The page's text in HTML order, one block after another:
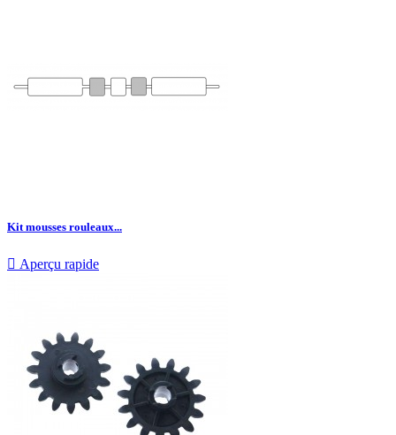
Kit mousses rouleaux...
 Aperçu rapide